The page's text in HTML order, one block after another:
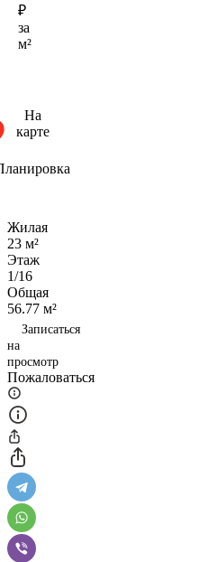
₽
за
м²
На
карте
Жилая
23 м²
Этаж
1/16
Общая
56.77 м²
Записаться
на
просмотр
Пожаловаться